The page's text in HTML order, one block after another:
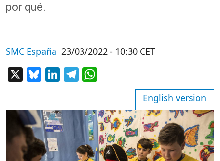
por qué.
SMC España 23/03/2022 - 10:30 CET
BlueskyLinkedInTelegram
English version